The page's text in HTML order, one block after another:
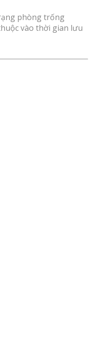
phòng trống
vào thời gian lưu